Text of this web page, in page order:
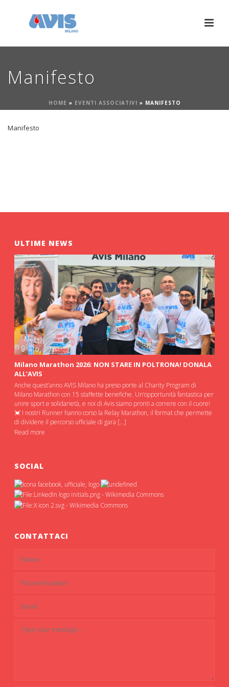
Manifesto
HOME » EVENTI ASSOCIATIVI » MANIFESTO
Manifesto
ULTIME NEWS
Milano Marathon 2026: NON STARE IN POLTRONA! DONALA
ALL’AVIS
Anche quest’anno AVIS Milano ha preso porte al Charity Program di
Milano Marathon con 15 staffette benefiche. Un’opportunità fantastica per
unire sport e solidarietà, e noi di Avis siamo pronti a correre con il cuore!
💓 I nostri Runner hanno corso la Relay Marathon, il format che permette
di dividere il percorso ufficiale di gara […]
Read more
SOCIAL
CONTATTACI